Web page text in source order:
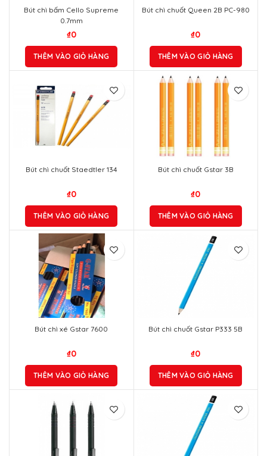
Bút chì bấm Cello Supreme
0.7mm
₫0
THÊM VÀO GIỎ HÀNG
Bút chì chuốt Queen 2B PC-980
₫0
THÊM VÀO GIỎ HÀNG
Bút chì chuốt Staedtler 134
₫0
THÊM VÀO GIỎ HÀNG
Bút chì chuốt Gstar 3B
₫0
THÊM VÀO GIỎ HÀNG
Bút chì xé Gstar 7600
₫0
THÊM VÀO GIỎ HÀNG
Bút chì chuốt Gstar P333 5B
₫0
THÊM VÀO GIỎ HÀNG